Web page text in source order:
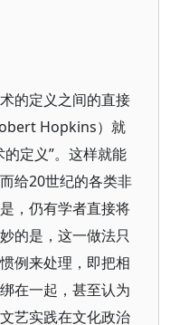
的定义之间的直接
Hopkins）就
定义”。这样就能
给20世纪的各类非
，仍有学者直接将
的是，这一做法只
例来处理，即把相
在一起，甚至认为
艺实践在文化政治